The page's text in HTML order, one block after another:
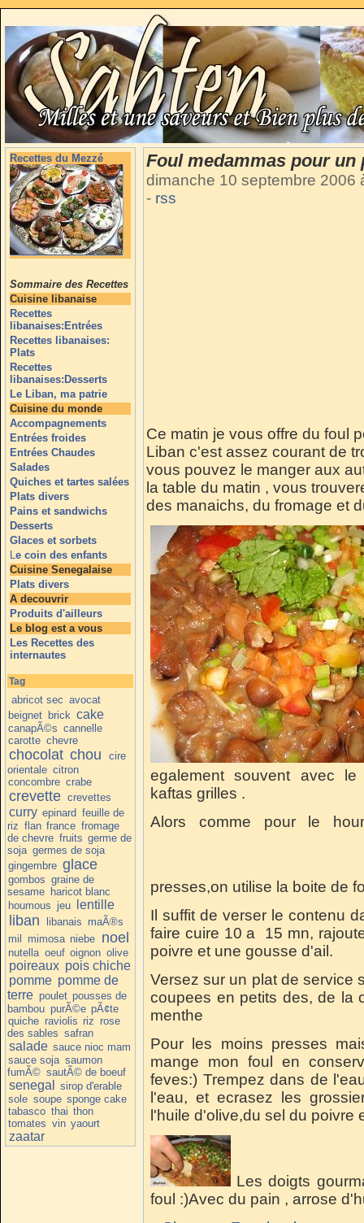
Recettes du Mezzé
Sommaire des Recettes
Cuisine libanaise
Recettes
libanaises:Entrées
Recettes libanaises:
Plats
Recettes
libanaises:Desserts
Le Liban, ma patrie
Cuisine du monde
Accompagnements
Entrées froides
Entrées Chaudes
Salades
Quiches et tartes salées
Plats divers
Pains et sandwichs
Desserts
Glaces et sorbets
Le coin des enfants
Cuisine Senegalaise
Plats divers
A decouvrir
Produits d'ailleurs
Le blog est a vous
Les Recettes des
internautes
Tag
abricot sec avocat
beignet brick cake
canapÃ©s cannelle
carotte chevre
chocolat chou
cire
orientale citron
concombre crabe
crevette crevettes
curry epinard feuille de
riz flan france fromage
de chevre fruits germe de
soja germes de soja
gingembre glace
gombos graine de
sesame haricot blanc
houmous jeu lentille
liban libanais maÃ®s
mil mimosa niebe noel
nutella oeuf oignon olive
poireaux pois chiche
pomme pomme de
terre poulet pousses de
bambou purÃ©e pÃ¢te
quiche raviolis riz rose
des sables safran
salade sauce nioc mam
sauce soja saumon
fumÃ© sautÃ© de boeuf
senegal
sirop d'erable
sole soupe sponge cake
tabasco thai thon
tomates vin yaourt
zaatar
Foul medammas pour un
dimanche 10 septembre 2006
- rss
Ce matin je vous offre du foul
Liban c'est assez courant de
vous pouvez le manger aux
la table du matin , vous
des manaichs, du fromage et
egalement souvent avec
kaftas grilles .
Alors comme pour le
presses,on utilise la boite de
Il suffit de verser le contenu
faire cuire 10 a 15 mn,
poivre et une gousse d'ail.
Versez sur un plat de service
coupees en petits des, de la
menthe
Pour les moins presses
mange mon foul en
feves:) Trempez dans de
l'eau, et ecrasez les
l'huile d'olive,du sel du poivre
Les doigts
foul :)Avec du pain , arrose